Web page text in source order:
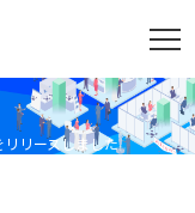
リースしました